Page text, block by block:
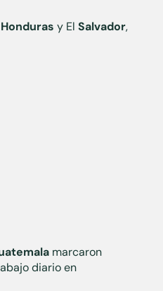
Honduras y El Salvador,
marcaron
diario en